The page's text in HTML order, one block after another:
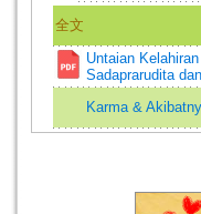
全文
Untaian
Sadaprarudita
Karma &